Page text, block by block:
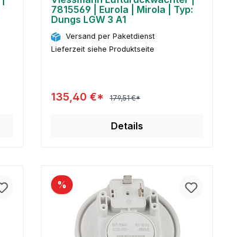
7815569 | Eurola | Mirola | Typ:
Dungs LGW 3 A1
Versand per Paketdienst
Lieferzeit siehe Produktseite
135,40 €* 179,51 €*
Details
%